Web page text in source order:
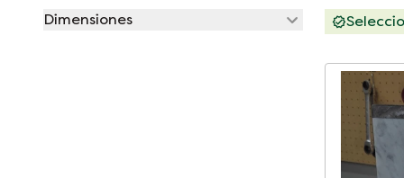
Dimensiones